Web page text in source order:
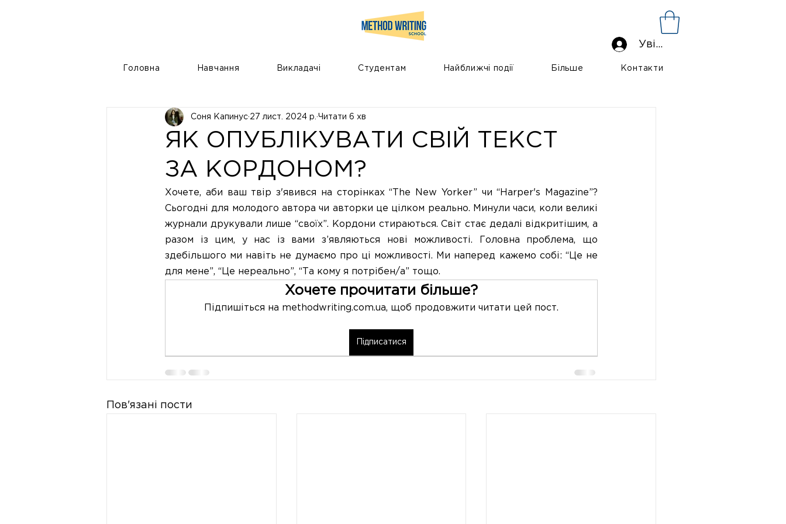
Головна Навчання Викладачі Студентам Найближчі події Більше Контакти
Увійти
ЯК ОПУБЛІКУВАТИ СВІЙ ТЕКСТ
ЗА КОРДОНОМ?
Соня Капинус 27 лист. 2024 р. Читати 6 хв
Хочете, аби ваш твір з'явився на сторінках “The New Yorker” чи “Harper's Magazine”?
Сьогодні для молодого автора чи авторки це цілком реально. Минули часи, коли великі
журнали друкували лише “своїх”. Кордони стираються. Світ стає дедалі відкритішим, а
разом із цим, у нас із вами з’являються нові можливості. Головна проблема, що
здебільшого ми навіть не думаємо про ці можливості. Ми наперед кажемо собі: “Це не
для мене”, “Це нереально”, “Та кому я потрібен/а” тощо.
Хочете прочитати більше?
Підпишіться на methodwriting.com.ua, щоб продовжити читати цей пост.
Підписатися
Пов'язані пости